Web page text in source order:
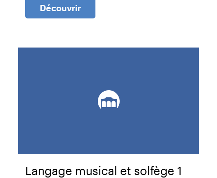
Découvrir
Langage musical et solfège 1